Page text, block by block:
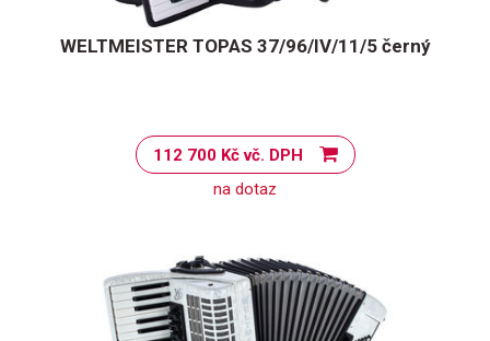
WELTMEISTER TOPAS 37/96/IV/11/5 černý
112 700 Kč vč. DPH
na dotaz